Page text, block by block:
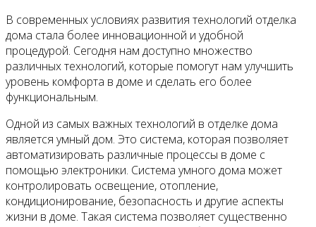
В современных условиях развития технологий отделка
дома стала более инновационной и удобной
процедурой. Сегодня нам доступно множество
различных технологий, которые помогут нам улучшить
уровень комфорта в доме и сделать его более
функциональным.
Одной из самых важных технологий в отделке дома
является умный дом. Это система, которая позволяет
автоматизировать различные процессы в доме с
помощью электроники. Система умного дома может
контролировать освещение, отопление,
кондиционирование, безопасность и другие аспекты
жизни в доме. Такая система позволяет существенно